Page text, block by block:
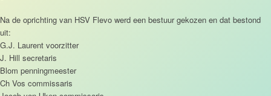
Na de oprichting van HSV Flevo werd een bestuur gekozen en dat bestond
uit:
G.J. Laurent voorzitter
J. Hill secretaris
Blom penningmeester
Ch Vos commissaris